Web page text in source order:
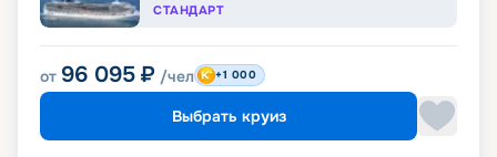
СТАНДАРТ
от 96 095 ₽ /чел +1 000
Выбрать круиз